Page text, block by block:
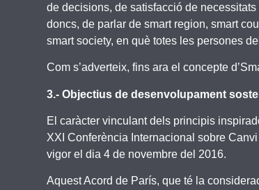
de decisions, de satisfacció de
doncs, de parlar de smart region, smart
smart society, en què totes les persones
Com s’adverteix, fins ara el concepte
3.- Objectius de desenvolupament
El caràcter vinculant dels principis
XXI Conferència Internacional sobre
vigor el dia 4 de novembre del 2016.
Aquest Acord de París, que té la